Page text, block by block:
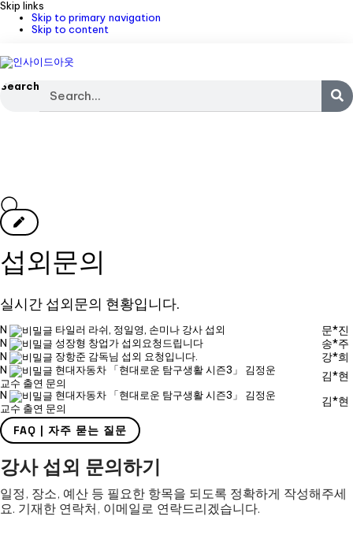
Skip links
Skip to primary navigation
Skip to content
Search
섭외문의
실시간 섭외문의 현황입니다.
N 타일러 라쉬, 정일영, 손미나 강사 섭외 문*진
N 성장형 창업가 섭외요청드립니다 송*주
N 장항준 감독님 섭외 요청입니다. 강*희
N
현대자동차 「현대로운 탐구생활 시즌3」 김정운
교수 출연 문의
김*현
N
현대자동차 「현대로운 탐구생활 시즌3」 김정운
교수 출연 문의
김*현
FAQ | 자주 묻는 질문
강사 섭외 문의하기
일정, 장소, 예산 등 필요한 항목을 되도록 정확하게 작성해주세
요. 기재한 연락처, 이메일로 연락드리겠습니다.